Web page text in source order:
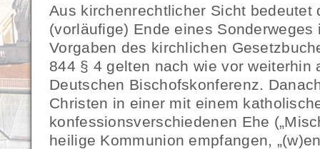
Aus kirchenrechtlicher Sicht bedeutet
(vorläufige) Ende eines
Vorgaben des kirchlichen
844 § 4 gelten nach wie vor weiterhin
Deutschen Bischofskonferenz.
Christen in einer mit einem
konfessionsverschiedenen Ehe
heilige Kommunion empfangen,